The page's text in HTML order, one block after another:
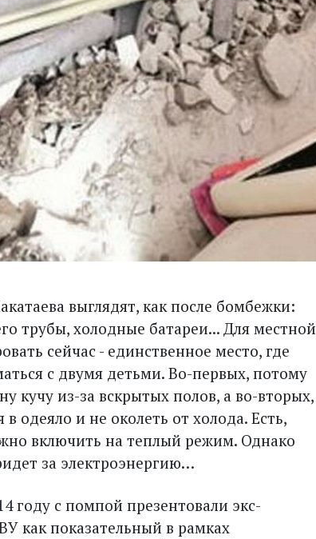
выглядят, как после бомбежки:
трубы, холодные батареи... Для местной
сейчас - единственное место, где
с двумя детьми. Во-первых, потому
кучу из-за вскрытых полов, а во-вторых,
одеяло и не околеть от холода. Есть,
включить на теплый режим. Однако
за электроэнергию…
году с помпой презентовали экс-
как показательный в рамках